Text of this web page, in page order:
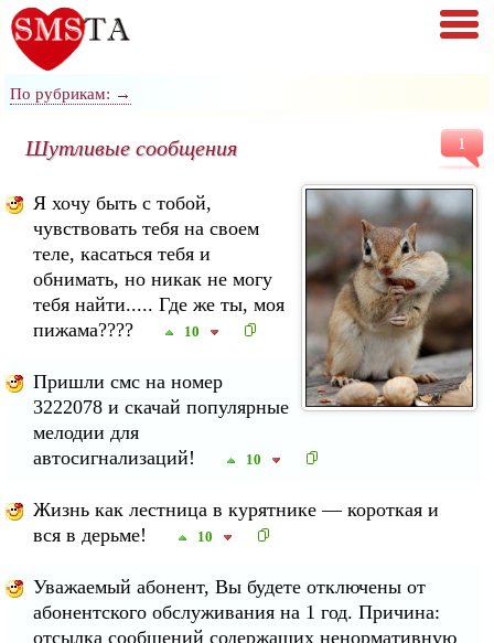
По рубрикам: →
1
Шутливые сообщения
Я хочу быть с тобой,
чувствовать тебя на своем
теле, касаться тебя и
обнимать, но никак не могу
тебя найти..... Где же ты, моя
пижама????
10
Пришли смс на номер
3222078 и скачай популярные
мелодии для
автосигнализаций!
10
Жизнь как лестница в курятнике — короткая и
вся в дерьме!
10
Уважаемый абонент, Вы будете отключены от
абонентского обслуживания на 1 год. Причина:
отсылка сообщений содержащих ненормативную